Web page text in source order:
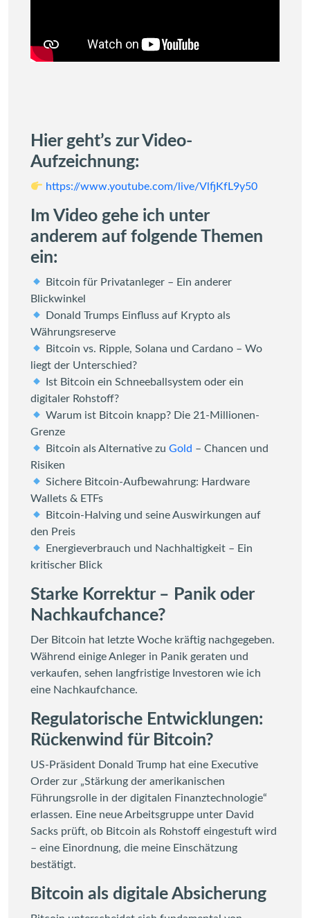
Hier geht’s zur Video-
Aufzeichnung:
https://www.youtube.com/live/VlfjKfL9y50
Im Video gehe ich unter
anderem auf folgende Themen
ein:
Bitcoin für Privatanleger – Ein anderer
Blickwinkel
Donald Trumps Einfluss auf Krypto als
Währungsreserve
Bitcoin vs. Ripple, Solana und Cardano – Wo
liegt der Unterschied?
Ist Bitcoin ein Schneeballsystem oder ein
digitaler Rohstoff?
Warum ist Bitcoin knapp? Die 21-Millionen-
Grenze
Bitcoin als Alternative zuGold – Chancen und
Risiken
Sichere Bitcoin-Aufbewahrung: Hardware
Wallets & ETFs
Bitcoin-Halving und seine Auswirkungen auf
den Preis
Energieverbrauch und Nachhaltigkeit – Ein
kritischer Blick
Starke Korrektur – Panik oder
Nachkaufchance?
Der Bitcoin hat letzte Woche kräftig nachgegeben.
Während einige Anleger in Panik geraten und
verkaufen, sehen langfristige Investoren wie ich
eine Nachkaufchance.
Regulatorische Entwicklungen:
Rückenwind für Bitcoin?
US-Präsident Donald Trump hat eine Executive
Order zur „Stärkung der amerikanischen
Führungsrolle in der digitalen Finanztechnologie“
erlassen. Eine neue Arbeitsgruppe unter David
Sacks prüft, ob Bitcoin als Rohstoff eingestuft wird
– eine Einordnung, die meine Einschätzung
bestätigt.
Bitcoin als digitale Absicherung